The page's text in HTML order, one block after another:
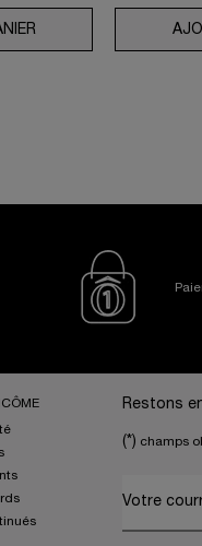
ROUTINE ABSOLUE
Restons
(*) champs
Votre